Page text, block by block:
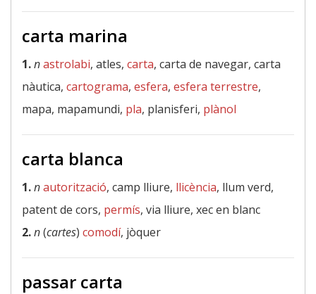
carta marina
1.nastrolabi, atles, carta, carta de navegar, carta
nàutica, cartograma, esfera, esfera terrestre,
mapa, mapamundi, pla, planisferi, plànol
carta blanca
1.nautorització, camp lliure, llicència, llum verd,
patent de cors, permís, via lliure, xec en blanc
2.n(cartes) comodí, jòquer
passar carta